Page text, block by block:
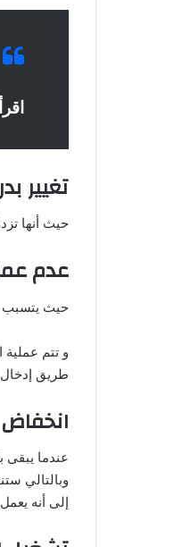
تغيير
حيث أنها
عدم
حيث يتسبب
و تتم عملية
طريق إدخال
عندما يبقى
وبالتالي
إلى أنه